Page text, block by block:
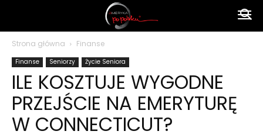
polsku
Strona główna Finanse
Finanse Seniorzy Życie Seniora
ILE KOSZTUJE WYGODNE
PRZEJŚCIE NA EMERYTURĘ
W CONNECTICUT?